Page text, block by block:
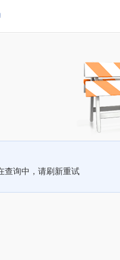
查询中，请刷新重试